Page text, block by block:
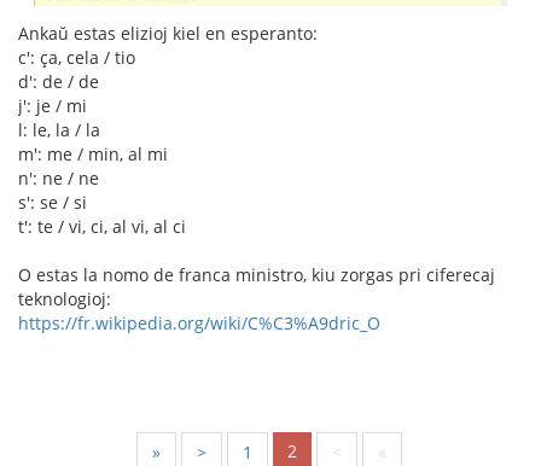
Ankaŭ estas elizioj kiel en esperanto:
c': ça, cela / tio
d': de / de
j': je / mi
l: le, la / la
m': me / min, al mi
n': ne / ne
s': se / si
t': te / vi, ci, al vi, al ci
O estas la nomo de franca ministro, kiu zorgas pri ciferecaj
teknologioj:
https://fr.wikipedia.org/wiki/C%C3%A9dric_O
« < 1 2 > »